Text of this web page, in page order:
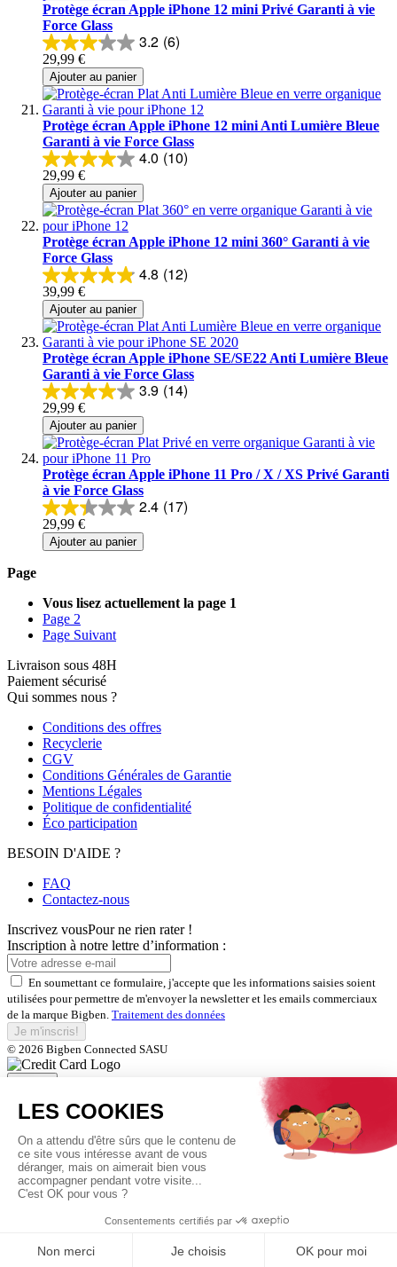
Protège écran Apple iPhone 12 mini Privé Garanti à vie
Force Glass
3.2 (6)
29,99 €
Ajouter au panier
Protège écran Apple iPhone 12 mini Anti Lumière Bleue
Garanti à vie Force Glass
4.0 (10)
29,99 €
Ajouter au panier
Protège écran Apple iPhone 12 mini 360° Garanti à vie
Force Glass
4.8 (12)
39,99 €
Ajouter au panier
Protège écran Apple iPhone SE/SE22 Anti Lumière Bleue
Garanti à vie Force Glass
3.9 (14)
29,99 €
Ajouter au panier
Protège écran Apple iPhone 11 Pro / X / XS Privé Garanti
à vie Force Glass
2.4 (17)
29,99 €
Ajouter au panier
Page
Vous lisez actuellement la page 1
Page 2
Page Suivant
Livraison sous 48H
Paiement sécurisé
Qui sommes nous ?
Conditions des offres
Recyclerie
CGV
Conditions Générales de Garantie
Mentions Légales
Politique de confidentialité
Éco participation
BESOIN D'AIDE ?
FAQ
Contactez-nous
Inscrivez vousPour ne rien rater !
Inscription à notre lettre d’information :
En soumettant ce formulaire, j'accepte que les informations saisies soient
utilisées pour permettre de m'envoyer la newsletter et les emails commerciaux
de la marque Bigben. Traitement des données
Je m'inscris!
© 2026 Bigben Connected SASU
Inscrivez-vous et bénéficiez de
nos offres exclusives
En soumettant ce formulaire, j'accepte que les informations saisies soient
utilisées pour permettre de m'envoyer la newsletter et les emails commerciaux
Je m'inscris!